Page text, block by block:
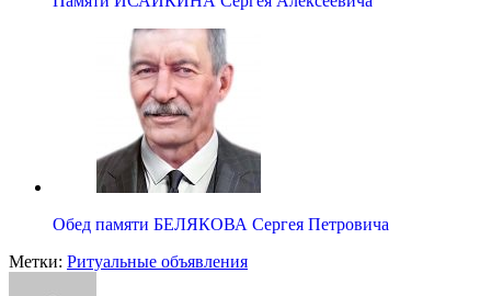
Обед памяти БЕЛЯКОВА Сергея Петровича
Метки: Ритуальные объявления